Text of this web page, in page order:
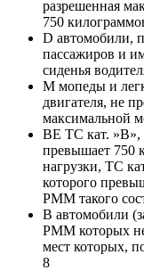
разрешенная
750
D автомобили,
пассажиров и
сиденья
M мопеды и
двигателя, не
максимальной
BE ТС кат.
превышает 750
нагрузки, ТС
которого
РММ такого
B автомобили
РММ которых
мест которых,
8